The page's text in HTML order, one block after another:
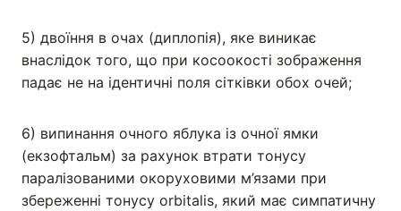
5) двоїння в очах (диплопія), яке виникає
внаслідок того, що при косоокості зображення
падає не на ідентичні поля сітківки обох очей;
6) випинання очного яблука із очної ямки
(екзофтальм) за рахунок втрати тонусу
паралізованими окоруховими м’язами при
збереженні тонусу orbitalis, який має симпатичну